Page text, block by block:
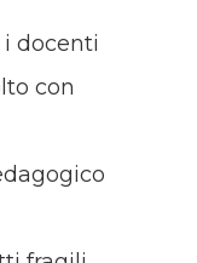
i docenti
con